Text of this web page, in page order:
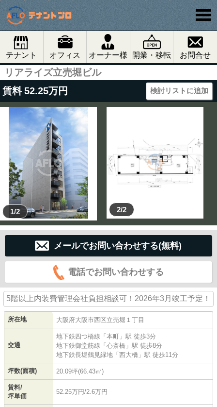
テナント オフィス オーナー様 開業・移転 お問合せ
リアライズ立売堀ビル
賃料 52.25万円 検討リストに追加
1/2 2/2
メールでお問い合わせする(無料)
電話でお問い合わせする
5階以上内装費管理会社負担相談可！2026年3月竣工予定！
所在地 大阪府大阪市西区立売堀 １丁目
交通
地下鉄四つ橋線 「本町 」駅 徒歩3分
地下鉄御堂筋線 「心斎橋 」駅 徒歩8分
地下鉄長堀鶴見緑地 「西大橋 」駅 徒歩11分
坪数(面積) 20.09坪(66.43㎡)
賃料/
坪単価
52.25万円/2.6万円